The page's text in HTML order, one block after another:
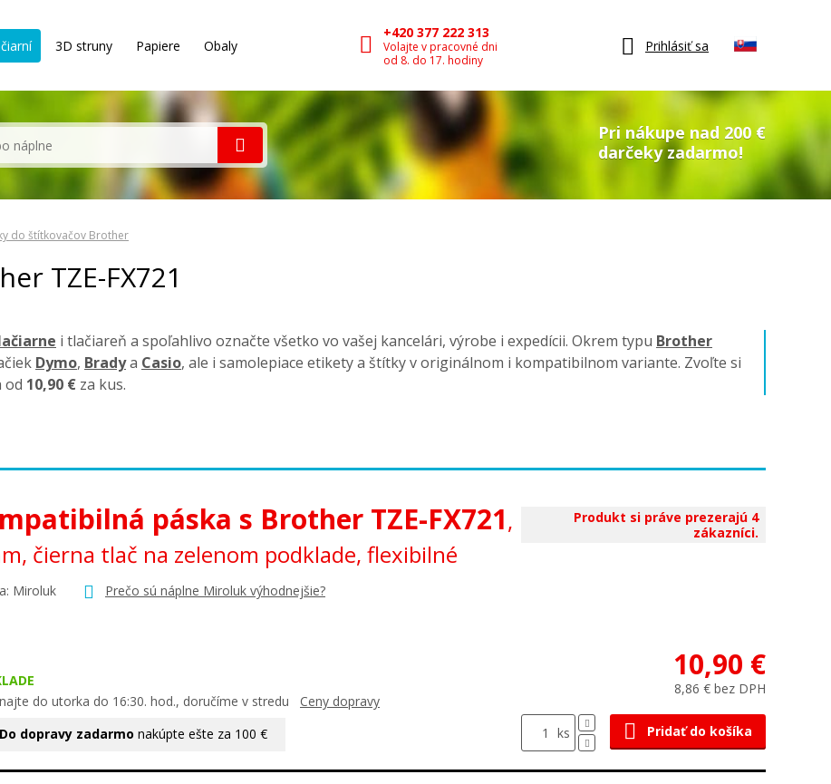
3D struny Papiere Obaly
+420 377 222 313
Volajte v pracovné dni
od 8. do 17. hodiny
Prihlásiť sa
Pri nákupe nad 200 €
darčeky zadarmo!
do štítkovačov Brother
TZE-FX721
i tlačiareň a spoľahlivo označte všetko vo vašej kancelári, výrobe i expedícii. Okrem typu Brother
Dymo, Bradya Casio, ale i samolepiace etikety a štítky v originálnom i kompatibilnom variante. Zvoľte si
od 10,90 € za kus.
páska s Brother TZE-FX721,
čierna tlač na zelenom podklade, flexibilné
Miroluk Prečo sú náplne Miroluk výhodnejšie?
do utorka do 16:30. hod., doručíme v stredu Ceny dopravy
Do dopravy zadarmo nakúpte ešte za 100 €
Produkt si práve prezerajú 4
zákazníci.
10,90 €
8,86 € bez DPH
ks Pridať do košíka